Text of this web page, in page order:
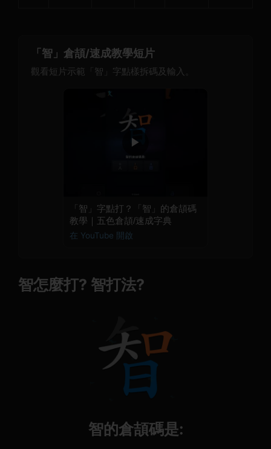
「智」倉頡/速成教學短片
觀看短片示範「智」字點樣拆碼及輸入。
▶
「智」字點打？「智」的倉頡碼
教學｜五色倉頡/速成字典
在 YouTube 開啟
智怎麼打? 智打法?
智的倉頡碼是: